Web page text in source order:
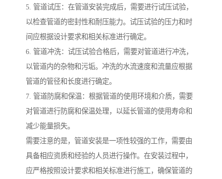
5. 管道试压：在管道安装完成后，需要进行试压试验，
以检查管道的密封性和耐压能力。试压试验的压力和时
间应根据设计要求和相关标准进行确定。
6. 管道冲洗：试压试验合格后，需要对管道进行冲洗，
以管道内的杂物和污垢。冲洗的水流速度和流量应根据
管道的管径和长度进行确定。
7. 管道防腐和保温：根据管道的使用环境和介质，需要
对管道进行防腐和保温处理，以延长管道的使用寿命和
减少能量损失。
需要注意的是，管道安装是一项性较强的工作，需要由
具备相应资质和经验的人员进行操作。在安装过程中，
应严格按照设计要求和相关标准进行施工，确保管道的